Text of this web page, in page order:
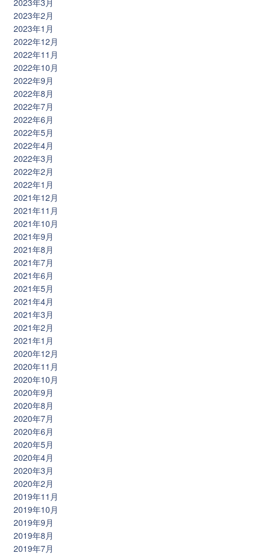
2023年3月
2023年2月
2023年1月
2022年12月
2022年11月
2022年10月
2022年9月
2022年8月
2022年7月
2022年6月
2022年5月
2022年4月
2022年3月
2022年2月
2022年1月
2021年12月
2021年11月
2021年10月
2021年9月
2021年8月
2021年7月
2021年6月
2021年5月
2021年4月
2021年3月
2021年2月
2021年1月
2020年12月
2020年11月
2020年10月
2020年9月
2020年8月
2020年7月
2020年6月
2020年5月
2020年4月
2020年3月
2020年2月
2019年11月
2019年10月
2019年9月
2019年8月
2019年7月